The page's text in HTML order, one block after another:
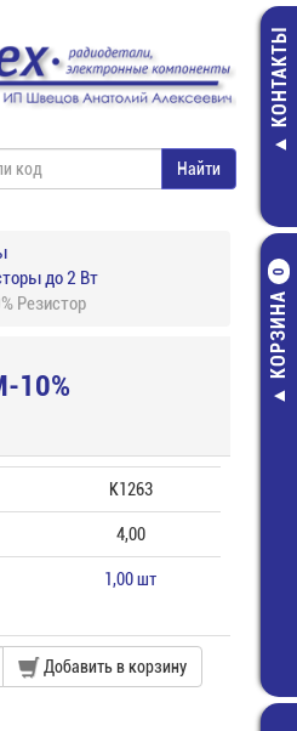
КОНТАКТЫ
КОРЗИНА
0
до 2 Вт
Резистор
10%
К1263
4,00
1,00 шт
Добавить в корзину